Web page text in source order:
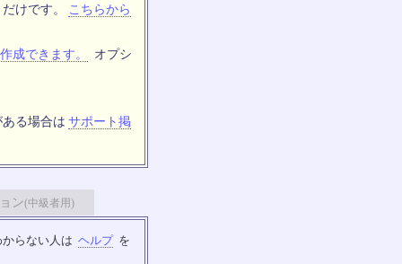
けです。
こちらから
成できます。 オプシ
る場合は サポート掲
ン(中級者用)
らない人は ヘルプ を